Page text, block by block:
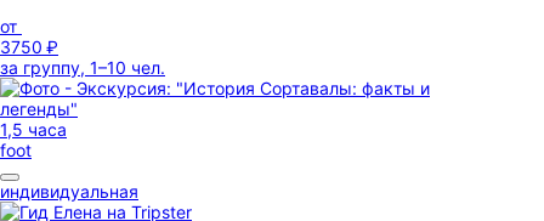
от
3750 ₽
за группу, 1–10 чел.
1,5 часа
foot
индивидуальная